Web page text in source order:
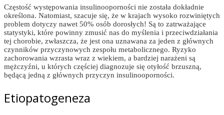
Częstość występowania insulinooporności nie została dokładnie
określona. Natomiast, szacuje się, że w krajach wysoko rozwiniętych
problem dotyczy nawet 50% osób dorosłych! Są to zatrważające
statystyki, które powinny zmusić nas do myślenia i przeciwdziałania
tej chorobie, zwłaszcza, że jest ona uznawana za jeden z głównych
czynników przyczynowych zespołu metabolicznego. Ryzyko
zachorowania wzrasta wraz z wiekiem, a bardziej narażeni są
mężczyźni, u których częściej diagnozuje się otyłość brzuszną,
będącą jedną z głównych przyczyn insulinooporności.
Etiopatogeneza